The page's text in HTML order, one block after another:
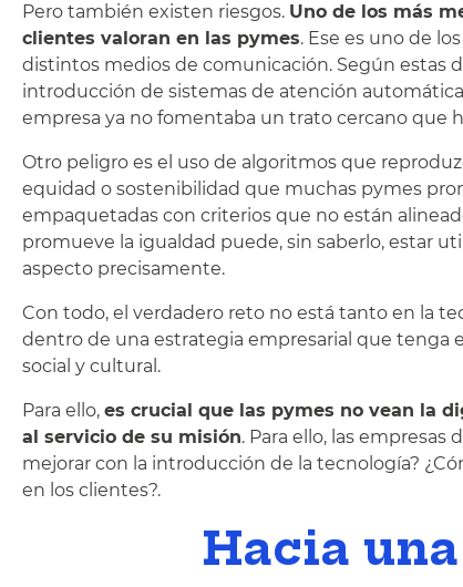
Pero también existen riesgos. Uno de los más
clientes valoran en las pymes. Ese es uno de
distintos medios de comunicación. Según estas
introducción de sistemas de atención
empresa ya no fomentaba un trato cercano que
Otro peligro es el uso de algoritmos que
equidad o sostenibilidad que muchas pymes
empaquetadas con criterios que no están
promueve la igualdad puede, sin saberlo, estar
aspecto precisamente.
Con todo, el verdadero reto no está tanto en la
dentro de una estrategia empresarial que tenga
social y cultural.
Para ello, es crucial que las pymes no vean la
al servicio de su misión. Para ello, las empresas
mejorar con la introducción de la tecnología?
en los clientes?.
Hacia